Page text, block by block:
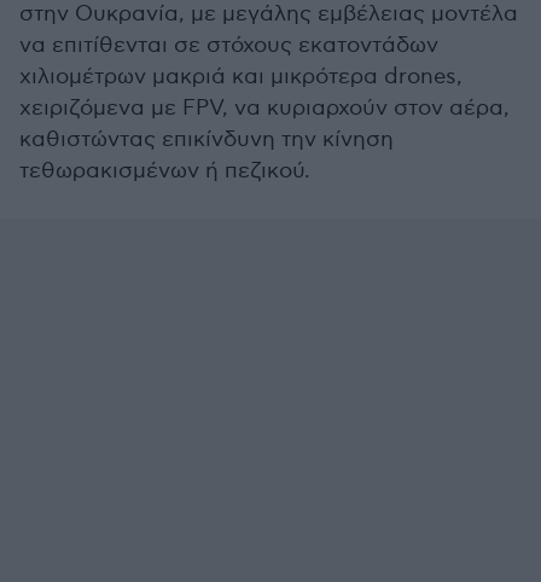
στην Ουκρανία, με μεγάλης εμβέλειας μοντέλα
να επιτίθενται σε στόχους εκατοντάδων
χιλιομέτρων μακριά και μικρότερα drones,
χειριζόμενα με FPV, να κυριαρχούν στον αέρα,
καθιστώντας επικίνδυνη την κίνηση
τεθωρακισμένων ή πεζικού.